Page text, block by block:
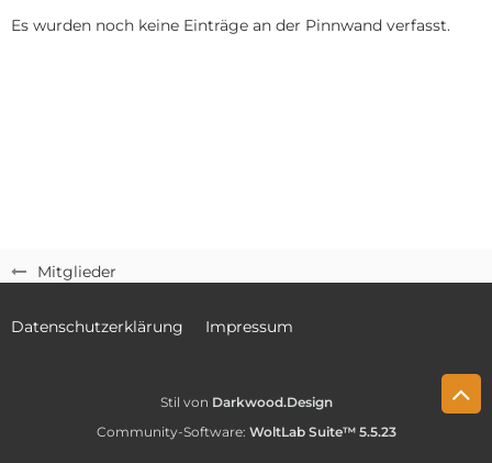
Mitglieder
Es wurden noch keine Einträge an der Pinnwand verfasst.
Datenschutzerklärung Impressum
Stil von Darkwood.Design
Community-Software: WoltLab Suite™ 5.5.23